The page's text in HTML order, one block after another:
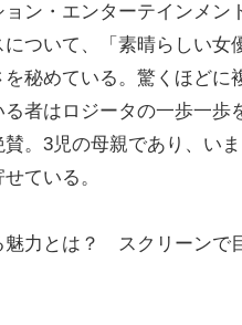
ン・エンターテインメン
ついて、「素晴らしい女
秘めている。驚くほどに
者はロジータの一歩一歩
。3児の母親であり、い
ている。
力とは？ スクリーンで